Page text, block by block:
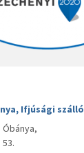
Ifjúsági szálló
Óbánya,
53.